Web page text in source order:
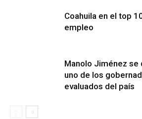
Coahuila en el top
empleo
Manolo Jiménez se
uno de los
evaluados del país